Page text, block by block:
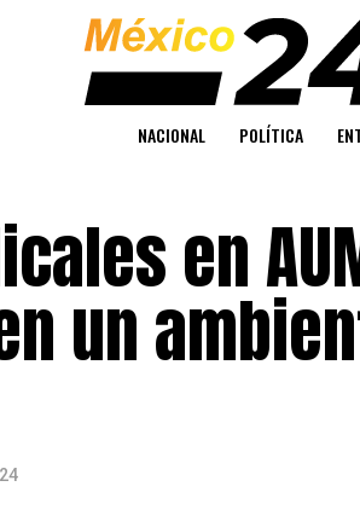
NACIONAL POLÍTICA
en
un